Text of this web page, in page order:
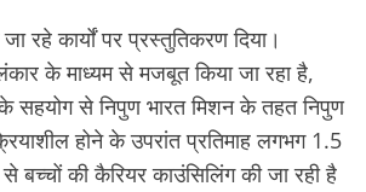
रहे कार्यों पर प्रस्तुतिकरण दिया।
के माध्यम से मजबूत किया जा रहा है,
सहयोग से निपुण भारत मिशन के तहत निपुण
होने के उपरांत प्रतिमाह लगभग 1.5
बच्चों की कैरियर काउंसिलिंग की जा रही है